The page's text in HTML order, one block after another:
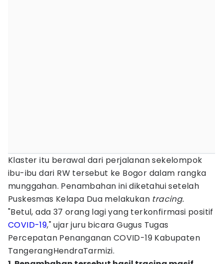
Klaster itu berawal dari perjalanan sekelompok
ibu-ibu dari RW tersebut ke Bogor dalam rangka
munggahan. Penambahan ini diketahui setelah
Puskesmas Kelapa Dua melakukan tracing.
"Betul, ada 37 orang lagi yang terkonfirmasi positif
COVID-19," ujar juru bicara Gugus Tugas
Percepatan Penanganan COVID-19 Kabupaten
TangerangHendraTarmizi.